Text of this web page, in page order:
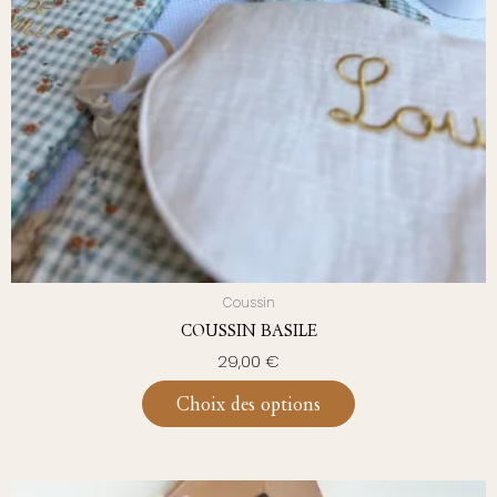
Coussin
COUSSIN BASILE
29,00 €
Choix des options
PLAGE
Ce